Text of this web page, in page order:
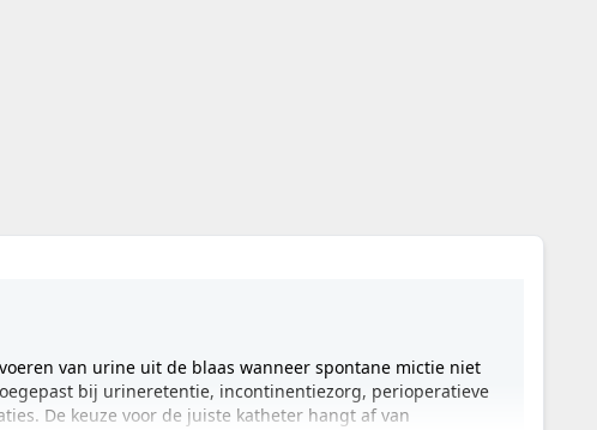
van urine uit de blaas wanneer spontane mictie niet
bij urineretentie, incontinentiezorg, perioperatieve
De keuze voor de juiste katheter hangt af van